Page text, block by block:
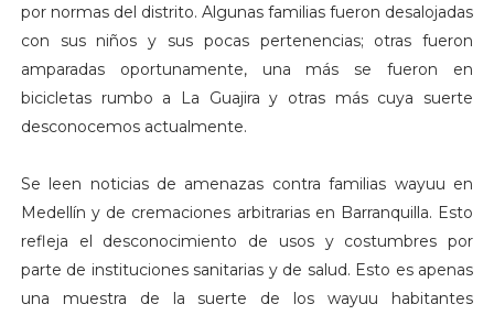
por normas del distrito. Algunas familias fueron desalojadas
con sus niños y sus pocas pertenencias; otras fueron
amparadas oportunamente, una más se fueron en
bicicletas rumbo a La Guajira y otras más cuya suerte
desconocemos actualmente.
Se leen noticias de amenazas contra familias wayuu en
Medellín y de cremaciones arbitrarias en Barranquilla. Esto
refleja el desconocimiento de usos y costumbres por
parte de instituciones sanitarias y de salud. Esto es apenas
una muestra de la suerte de los wayuu habitantes